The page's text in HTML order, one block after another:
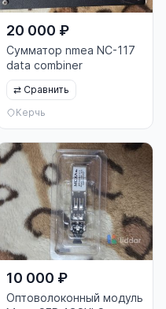
20 000 ₽
Сумматор nmea NC-117
data combiner
⇄ Сравнить
Керчь
10 000 ₽
Оптоволоконный модуль